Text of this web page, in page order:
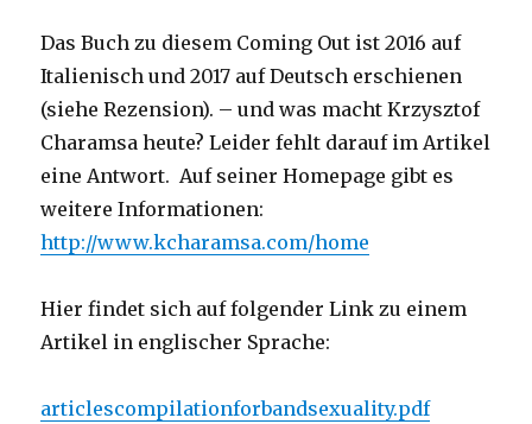
Das Buch zu diesem Coming Out ist 2016 auf
Italienisch und 2017 auf Deutsch erschienen
(siehe Rezension). – und was macht Krzysztof
Charamsa heute? Leider fehlt darauf im Artikel
eine Antwort. Auf seiner Homepage gibt es
weitere Informationen:
http://www.kcharamsa.com/home
Hier findet sich auf folgender Link zu einem
Artikel in englischer Sprache:
articlescompilationforbandsexuality.pdf